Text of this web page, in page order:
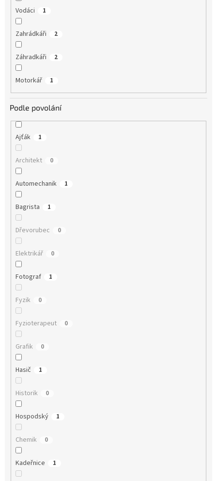
Vodáci 1
Zahrádkáři 2
Záhradkáři 2
Motorkář 1
Podle povolání
Ajťák 1
Architekt 0
Automechanik 1
Bagrista 1
Dřevorubec 0
Elektrikář 0
Fotograf 1
Fyzik 0
Fyzioterapeut 0
Grafik 0
Hasič 1
Historik 0
Hospodský 1
Chemik 0
Kadeřnice 1